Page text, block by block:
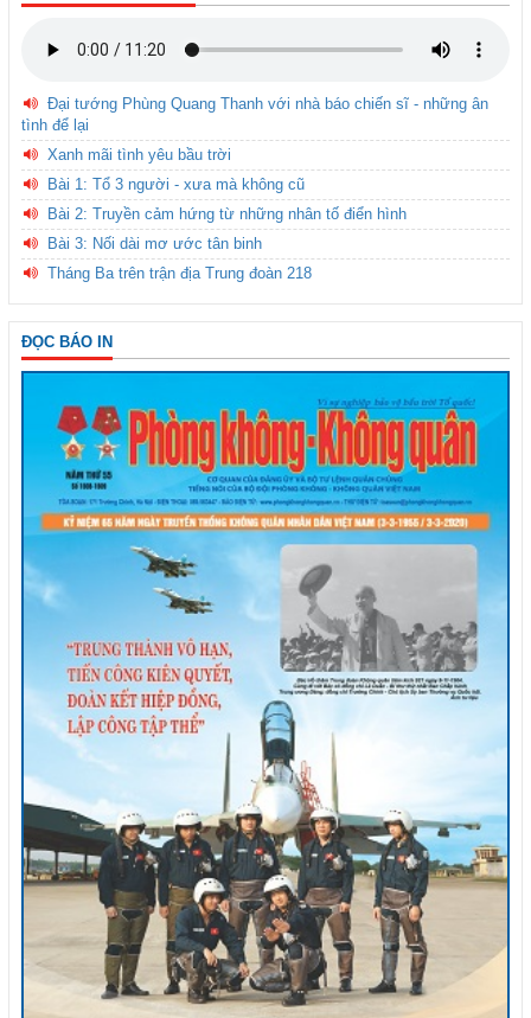
Đại tướng Phùng Quang Thanh với nhà báo chiến sĩ - những ân
tình để lại
Xanh mãi tình yêu bầu trời
Bài 1: Tổ 3 người - xưa mà không cũ
Bài 2: Truyền cảm hứng từ những nhân tố điển hình
Bài 3: Nối dài mơ ước tân binh
Tháng Ba trên trận địa Trung đoàn 218
ĐỌC BÁO IN